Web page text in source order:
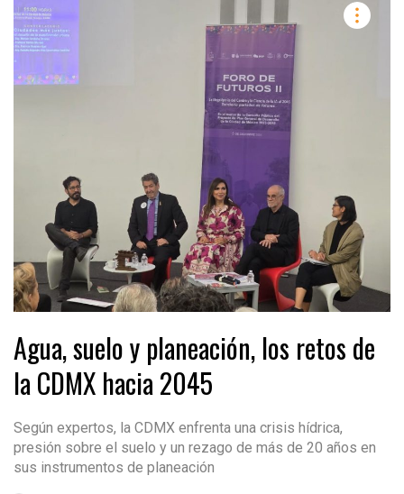
Agua, suelo y planeación, los retos de
la CDMX hacia 2045
Según expertos, la CDMX enfrenta una crisis hídrica,
presión sobre el suelo y un rezago de más de 20 años en
sus instrumentos de planeación